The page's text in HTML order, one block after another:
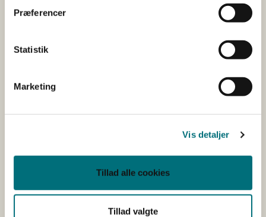
Præferencer
Statistik
Marketing
Vis detaljer
Tillad alle cookies
Tillad valgte
Læs mere om økologisk arealtilskud
Har du spørgsmål, er du velkommen til at kontakte os
på tlf. 33 95 80 00 eller sende en e-mail til
Er du journalist, er du velkommen til at kontakte